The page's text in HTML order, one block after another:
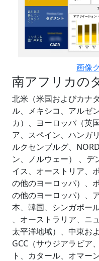
画像
南アフリカの
北米（米国およびカナ
ル、メキシコ、アルゼ
カ）、ヨーロッパ（英
ア、スペイン、ハンガ
ルクセンブルグ、
ン、ノルウェー） 、デ
イス、オーストリア、
の他のヨーロッパ）、
の他のヨーロッパ）、
本、韓国、シンガポー
、オーストラリア、ニ
太平洋地域）、中東お
GCC（サウジアラビア
ト、カタール、オマー